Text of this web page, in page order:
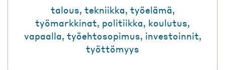
talous, tekniikka, työelämä,
työmarkkinat, politiikka, koulutus,
vapaalla, työehtosopimus, investoinnit,
työttömyys